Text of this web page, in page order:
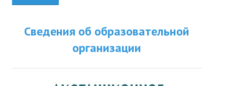
Сведения об образовательной
организации